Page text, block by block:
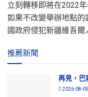
立刻轉移即將在2022
如果不改變舉辦地點
國政府侵犯新疆維吾爾
推薦新聞
再見，巴
2026-08-05